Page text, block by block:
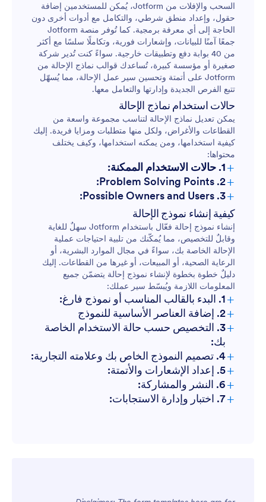
السحب والإفلات من Jotform، يُمكن للمستخدمين إضافة
حقول، وإعداد منطق شرطي، والتكامل مع أدوات أخرى دون
الحاجة إلى أي معرفة برمجية. كما تُوفر منصة Jotform
جمعًا آمنًا للبيانات، وإشعارات فورية، وتكاملًا سلسًا مع أكثر
من 40 بوابة دفع وتطبيقات خارجية. سواءً كنت تُدير شركة
صغيرة أو مؤسسة كبيرة، تُساعدك قوالب نماذج الإحالة من
Jotform على أتمتة وتحسين سير عمل الإحالة، مما يُسهّل
تتبع الفرص الجديدة وإدارتها والتعامل معها.
حالات استخدام نماذج الإحالة
يمكن تعديل نماذج الإحالة لتناسب مجموعة واسعة من
القطاعات والأغراض، ولكل منها متطلبات ومزايا فريدة. إليك
كيفية استخدامها، ومن يمكنه استخدامها، وكيف يختلف
محتواها:
+1. حالات الاستخدام الممكنة:
+
2. Problem Solving Points:
+
3. Possible Owners and Users:
كيفية إنشاء نموذج الإحالة
إنشاء نموذج إحالة فعّال باستخدام Jotform سهلٌ للغاية
وقابلٌ للتخصيص، مما يُمكّنك من تلبية احتياجات عملية
الإحالة الخاصة بك، سواءً في مجال الموارد البشرية، أو
الرعاية الصحية، أو المبيعات، أو غيرها من القطاعات. إليك
دليلٌ خطوة بخطوة لإنشاء نموذج إحالة يتضمّن جميع
المعلومات اللازمة ويُبسّط سير عملك:
+1. البدء بالقالب المناسب أو نموذج فارغ:
+2. إضافة العناصر الأساسية للنموذج
+
3. التخصيص حسب حالة الاستخدام الخاصة
بك:
+4. تصميم النموذج الخاص بك وعلامته التجارية:
+5. إعداد الإشعارات والأتمتة:
+6. النشر والمشاركة:
+7. اختبار وإدارة الاستجابات: